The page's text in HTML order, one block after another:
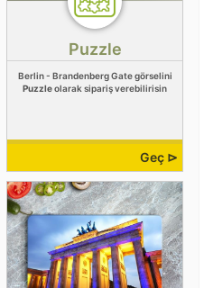
Puzzle
Berlin - Brandenberg Gate görselini
Puzzleolarak sipariş verebilirisin
Geç ⊳